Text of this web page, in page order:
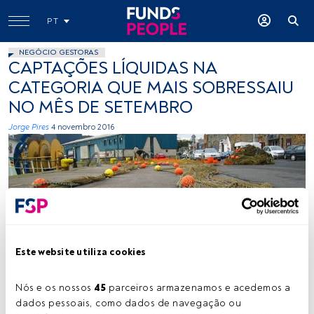
Este website utiliza cookies
Nós e os nossos 45 parceiros armazenamos e acedemos a
dados pessoais, como dados de navegação ou
PT
NEGÓCIO GESTORAS
CAPTAÇÕES LÍQUIDAS NA
CATEGORIA QUE MAIS SOBRESSAIU
NO MÊS DE SETEMBRO
Jorge Pires 4 novembro 2016
sanna82, Flickr, Creative Commons
Tempo de leitura:1 min.